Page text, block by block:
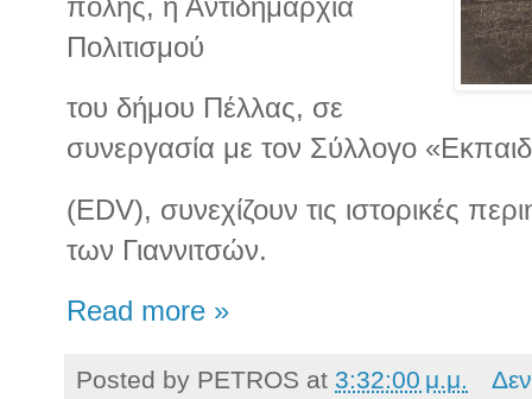
Πολιτισμού
του δήμου Πέλλας, σε
συνεργασία με τον Σύλλογο
(EDV), συνεχίζουν τις ιστορικές
των Γιαννιτσών.
Read more »
Posted by PETROS at 3:32:00 μ.μ.